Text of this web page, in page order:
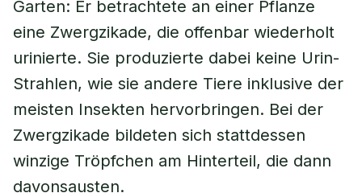
Garten: Er betrachtete an einer Pflanze
eine Zwergzikade, die offenbar wiederholt
urinierte. Sie produzierte dabei keine Urin-
Strahlen, wie sie andere Tiere inklusive der
meisten Insekten hervorbringen. Bei der
Zwergzikade bildeten sich stattdessen
winzige Tröpfchen am Hinterteil, die dann
davonsausten.